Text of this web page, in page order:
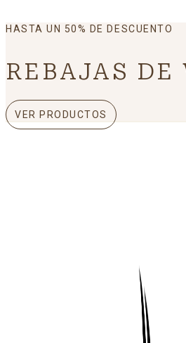
HASTA UN 50% DE DESCUENTO
REBAJAS DE
VER PRODUCTOS